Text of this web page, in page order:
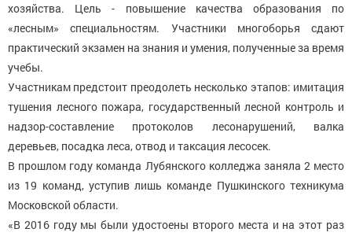
хозяйства. Цель - повышение качества образования по
«лесным» специальностям. Участники многоборья сдают
практический экзамен на знания и умения, полученные за время
учебы.
Участникам предстоит преодолеть несколько этапов: имитация
тушения лесного пожара, государственный лесной контроль и
надзор-составление протоколов лесонарушений, валка
деревьев, посадка леса, отвод и таксация лесосек.
В прошлом году команда Лубянского колледжа заняла 2 место
из 19 команд, уступив лишь команде Пушкинского техникума
Московской области.
«В 2016 году мы были удостоены второго места и на этот раз